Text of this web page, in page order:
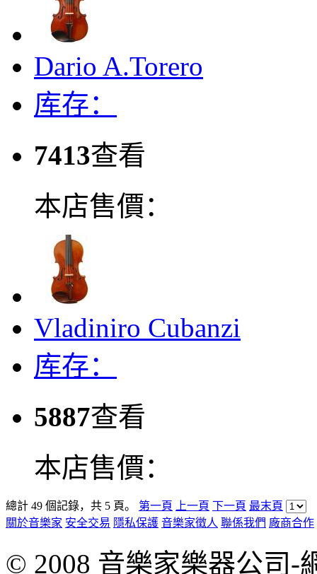
Dario A.Torero
库存：
7413查看
本店售價：
Vladiniro Cubanzi
库存：
5887查看
本店售價：
總計 49 個記錄，共 5 頁。 第一頁 上一頁 下一頁 最末頁
關於音樂家 安全交易 隱私保護 音樂家徵人 聯係我們 廠商合作
© 2008 音樂家樂器公司-